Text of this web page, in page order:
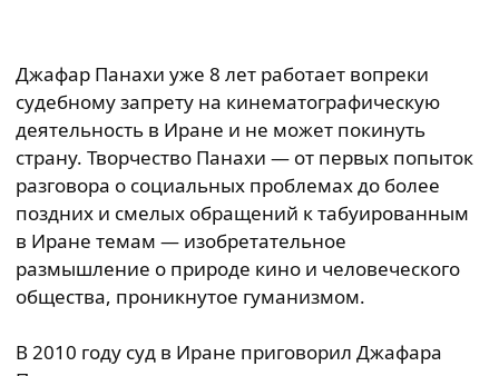
Джафар Панахи уже 8 лет работает вопреки
судебному запрету на кинематографическую
деятельность в Иране и не может покинуть
страну. Творчество Панахи — от первых попыток
разговора о социальных проблемах до более
поздних и смелых обращений к табуированным
в Иране темам — изобретательное
размышление о природе кино и человеческого
общества, проникнутое гуманизмом.
В 2010 году суд в Иране приговорил Джафара